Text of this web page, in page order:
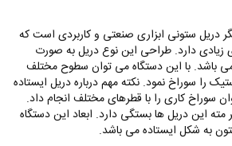
دریل ستونی ابزاری صنعتی و کاربردی است که
زیادی دارد. طراحی این نوع دریل به صورت
می باشد. با این دستگاه می توان سطوح مختلف
را سوراخ نمود. نکته مهم درباره دریل ایستاده
سوراخ کاری را با قطرهای مختلف انجام داد.
مته این دریل ها بستگی دارد. ابعاد این دستگاه
به شکل ایستاده می باشد.